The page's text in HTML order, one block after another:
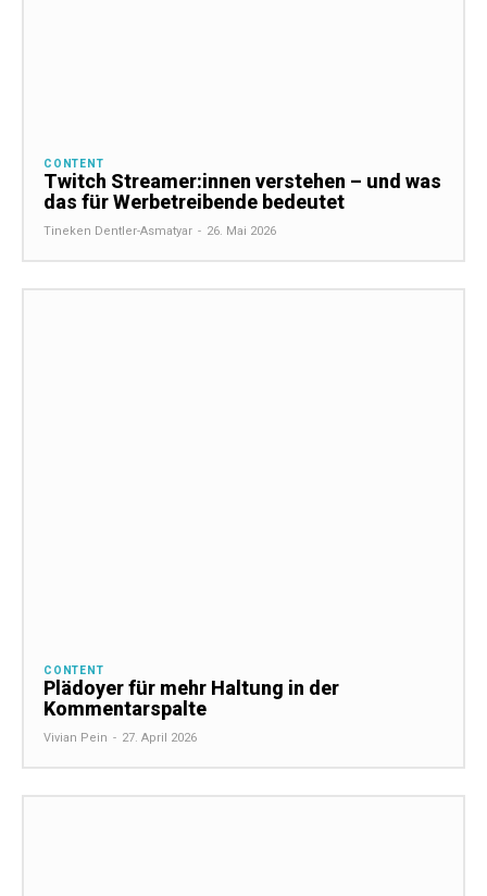
CONTENT
Twitch Streamer:innen verstehen – und was
das für Werbetreibende bedeutet
Tineken Dentler-Asmatyar - 26. Mai 2026
CONTENT
Plädoyer für mehr Haltung in der
Kommentarspalte
Vivian Pein - 27. April 2026